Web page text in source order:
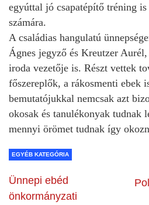
egyúttal jó csapatépítő tréning
számára.
A családias hangulatú
Ágnes jegyző és Kreutzer
iroda vezetője is. Részt vettek
főszereplők, a rákosmenti ebek
bemutatójukkal nemcsak azt
okosak és tanulékonyak tudnak
mennyi örömet tudnak így
EGYÉB KATEGÓRIA
Ünnepi ebéd
önkormányzati